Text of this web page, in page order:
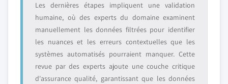
Les dernières étapes impliquent une validation
humaine, où des experts du domaine examinent
manuellement les données filtrées pour identifier
les nuances et les erreurs contextuelles que les
systèmes automatisés pourraient manquer. Cette
revue par des experts ajoute une couche critique
d'assurance qualité, garantissant que les données